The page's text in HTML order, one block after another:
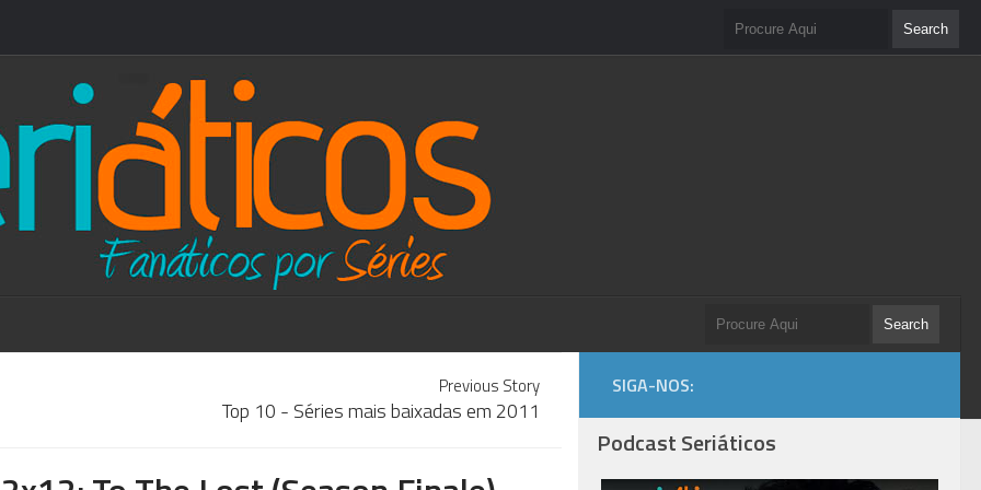
Previous Story
Top 10 - Séries mais baixadas em 2011
SIGA-NOS:
Podcast Seriáticos